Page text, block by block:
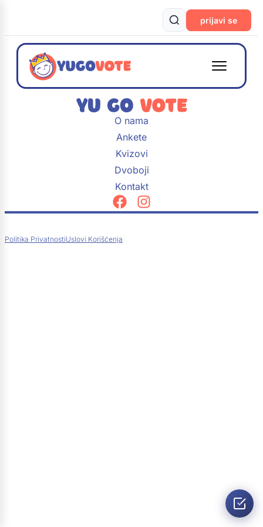
prijavi se
O nama
Ankete
Kvizovi
Dvoboji
Kontakt
Politika PrivatnostiUslovi Korišćenja